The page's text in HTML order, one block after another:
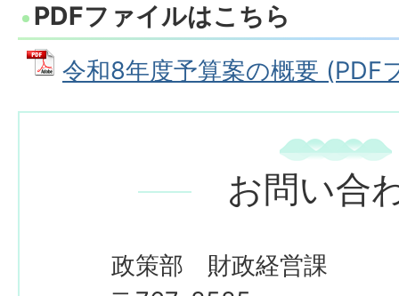
PDFファイルはこちら
令和8年度予算案の概要 (PDF
お問い合
政策部 財政経営課